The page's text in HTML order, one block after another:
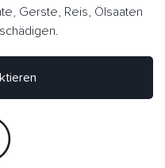
Gerste, Reis, Ölsaaten